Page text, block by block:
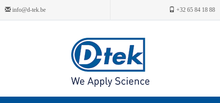
info@d-tek.be +32 65 84 18 88